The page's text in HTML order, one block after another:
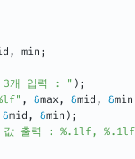
, min ;
3개 입력 : " ) ;
, &max, &mid , &min
&mid , &min ) ;
값 출력 : %.1lf,